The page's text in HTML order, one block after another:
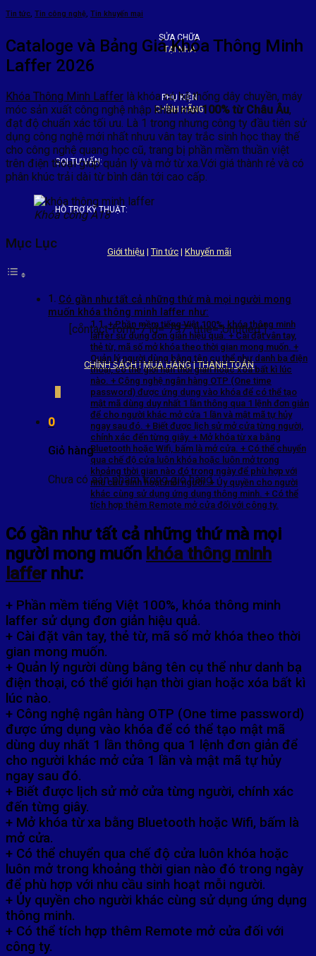
SỬA CHỮA
TẠI NHÀ
PHỤ KIỆN
CHÍNH HÃNG
GỌI TƯ VẤN:
HỖ TRỢ KỸ THUẬT:
Giới thiệu |Tin tức| Khuyến mãi
[contact-form-7 id="797" title="Untitled"]
CHÍNH SÁCH|MUA HÀNG|THANH TOÁN
0
Giỏ hàng
Chưa có sản phẩm trong giỏ hàng.
Tin tức, Tin công nghệ, Tin khuyến mại
Cataloge và Bảng Giá Khóa Thông Minh
Laffer 2026
Khóa Thông Minh Laffer là khóa có hệ thống dây chuyền, máy
móc sản xuất công nghệ nhập khẩu mới100% từ Châu Âu,
đạt độ chuẩn xác tối ưu. Là 1 trong nhưng công ty đầu tiên sử
dụng công nghệ mới nhất nhưu vân tay trắc sinh học thay thế
cho công nghệ quang học cũ, trang bị phần mềm thuần việt
trên điện thoại giúp quản lý và mở từ xa.Với giá thành rẻ và có
phân khúc trải dài từ bình dân tới cao cấp.
Khóa cổng A18
Mục Lục
Có gần như tất cả những thứ mà mọi người mong
muốn khóa thông minh laffer như:
+ Phần mềm tiếng Việt 100%, khóa thông minh
laffer sử dụng đơn giản hiệu quả. + Cài đặt vân tay,
thẻ từ, mã số mở khóa theo thời gian mong muốn. +
Quản lý người dùng bằng tên cụ thể như danh bạ điện
thoại, có thể giới hạn thời gian hoặc xóa bất kì lúc
nào. + Công nghệ ngân hàng OTP (One time
password) được ứng dụng vào khóa để có thể tạo
mật mã dùng duy nhất 1 lần thông qua 1 lệnh đơn giản
để cho người khác mở cửa 1 lần và mật mã tự hủy
ngay sau đó. + Biết được lịch sử mở cửa từng người,
chính xác đến từng giây. + Mở khóa từ xa bằng
Bluetooth hoặc Wifi, bấm là mở cửa. + Có thể chuyển
qua chế độ cửa luôn khóa hoặc luôn mở trong
khoảng thời gian nào đó trong ngày để phù hợp với
nhu cầu sinh hoạt mỗi người. + Ủy quyền cho người
khác cùng sử dụng ứng dụng thông minh. + Có thể
tích hợp thêm Remote mở cửa đối với công ty.
Có gần như tất cả những thứ mà mọi
người mong muốn khóa thông minh
laffer như:
+ Phần mềm tiếng Việt 100%, khóa thông minh
laffer sử dụng đơn giản hiệu quả.
+ Cài đặt vân tay, thẻ từ, mã số mở khóa theo thời
gian mong muốn.
+ Quản lý người dùng bằng tên cụ thể như danh bạ
điện thoại, có thể giới hạn thời gian hoặc xóa bất kì
lúc nào.
+ Công nghệ ngân hàng OTP (One time password)
được ứng dụng vào khóa để có thể tạo mật mã
dùng duy nhất 1 lần thông qua 1 lệnh đơn giản để
cho người khác mở cửa 1 lần và mật mã tự hủy
ngay sau đó.
+ Biết được lịch sử mở cửa từng người, chính xác
đến từng giây.
+ Mở khóa từ xa bằng Bluetooth hoặc Wifi, bấm là
mở cửa.
+ Có thể chuyển qua chế độ cửa luôn khóa hoặc
luôn mở trong khoảng thời gian nào đó trong ngày
để phù hợp với nhu cầu sinh hoạt mỗi người.
+ Ủy quyền cho người khác cùng sử dụng ứng dụng
thông minh.
+ Có thể tích hợp thêm Remote mở cửa đối với
công ty.